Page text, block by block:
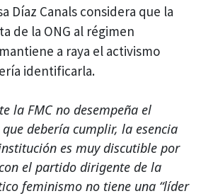
Díaz Canals considera que la
de la ONG al régimen
a raya el activismo
identificarla.
la FMC no desempeña el
debería cumplir, la esencia
es muy discutible por
el partido dirigente de la
feminismo no tiene una “líder